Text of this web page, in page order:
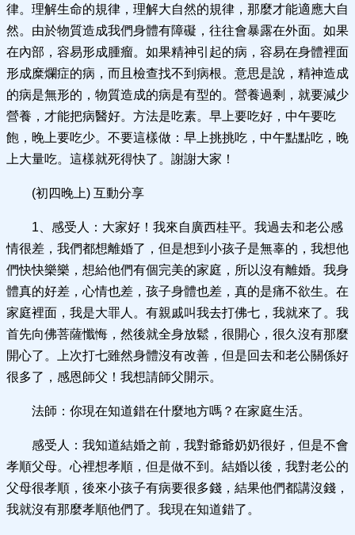
律。理解生命的規律，理解大自然的規律，那麼才能適應大自
然。由於物質造成我們身體有障礙，往往會暴露在外面。如果
在內部，容易形成腫瘤。如果精神引起的病，容易在身體裡面
形成糜爛症的病，而且檢查找不到病根。意思是說，精神造成
的病是無形的，物質造成的病是有型的。營養過剩，就要減少
營養，才能把病醫好。方法是吃素。早上要吃好，中午要吃
飽，晚上要吃少。不要這樣做：早上挑挑吃，中午點點吃，晚
上大量吃。這樣就死得快了。謝謝大家！
(初四晚上) 互動分享
1、感受人：大家好！我來自廣西桂平。我過去和老公感
情很差，我們都想離婚了，但是想到小孩子是無辜的，我想他
們快快樂樂，想給他們有個完美的家庭，所以沒有離婚。我身
體真的好差，心情也差，孩子身體也差，真的是痛不欲生。在
家庭裡面，我是大罪人。有親戚叫我去打佛七，我就來了。我
首先向佛菩薩懺悔，然後就全身放鬆，很開心，很久沒有那麼
開心了。上次打七雖然身體沒有改善，但是回去和老公關係好
很多了，感恩師父！我想請師父開示。
法師：你現在知道錯在什麼地方嗎？在家庭生活。
感受人：我知道結婚之前，我對爺爺奶奶很好，但是不會
孝順父母。心裡想孝順，但是做不到。結婚以後，我對老公的
父母很孝順，後來小孩子有病要很多錢，結果他們都講沒錢，
我就沒有那麼孝順他們了。我現在知道錯了。